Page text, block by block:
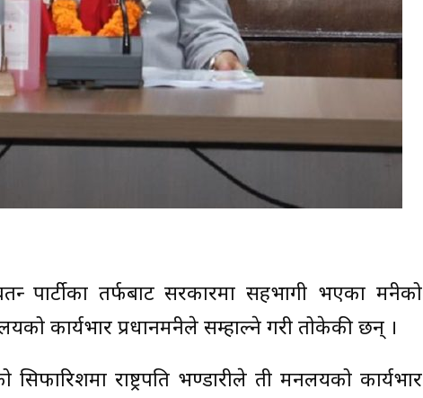
पार्टीका तर्फबाट सरकारमा सहभागी भएका मन्त्रीको
कार्यभार प्रधानमन्त्रीले सम्हाल्ने गरी तोकेकी छन् ।
सिफारिशमा राष्ट्रपति भण्डारीले ती मन्त्रालयको कार्यभार